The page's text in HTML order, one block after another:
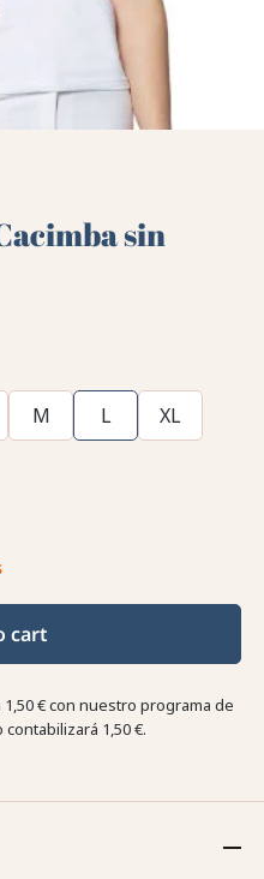
sin
M L
XL
cart
1,50 €con nuestro programa de
contabilizará 1,50 €.